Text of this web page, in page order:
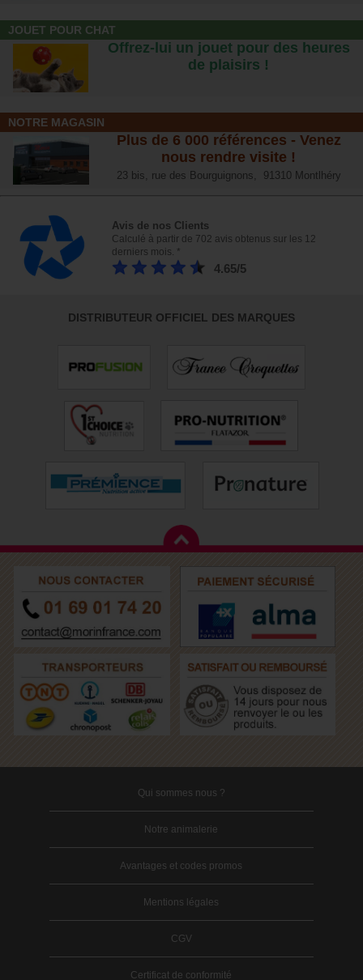
JOUET POUR CHAT
Offrez-lui un jouet pour des heures
de plaisirs !
NOTRE MAGASIN
Plus de 6 000 références - Venez
nous rendre visite !
23 bis, rue des Bourguignons, 91310 Montlhéry
Avis de nos Clients
Calculé à partir de 702 avis obtenus sur les 12
derniers mois. *
4.65/5
DISTRIBUTEUR OFFICIEL DES MARQUES
Qui sommes nous ?
Notre animalerie
Avantages et codes promos
Mentions légales
CGV
Certificat de conformité